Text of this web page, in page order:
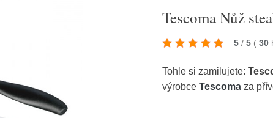
Tescoma Nůž
5 / 5 ( 30
Tohle si zamilujete:
výrobceTescoma za